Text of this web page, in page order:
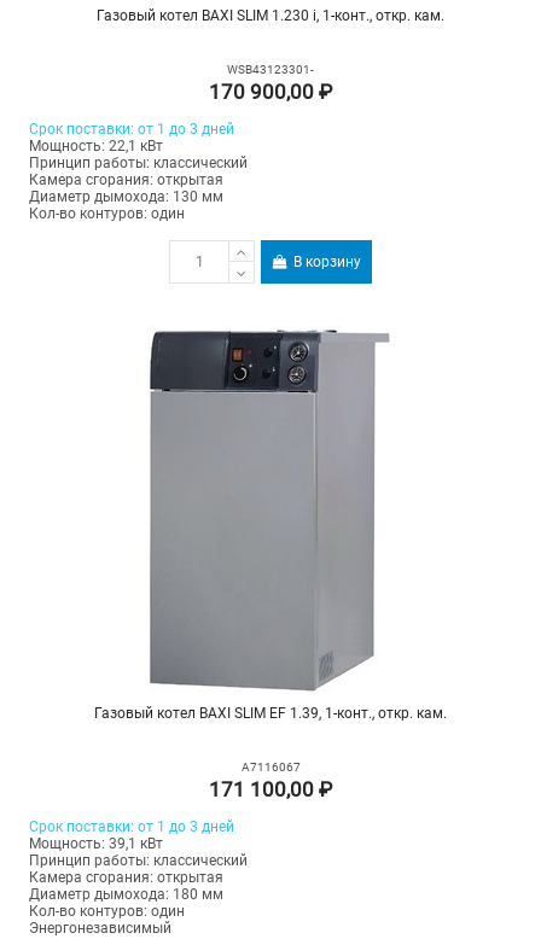
Газовый котел BAXI SLIM 1.230 i, 1-конт., откр. кам.
WSB43123301-
170 900,00 ₽
Срок поставки: от 1 до 3 дней
Мощность: 22,1 кВт
Принцип работы: классический
Камера сгорания: открытая
Диаметр дымохода: 130 мм
Кол-во контуров: один
В корзину
Газовый котел BAXI SLIM EF 1.39, 1-конт., откр. кам.
A7116067
171 100,00 ₽
Срок поставки: от 1 до 3 дней
Мощность: 39,1 кВт
Принцип работы: классический
Камера сгорания: открытая
Диаметр дымохода: 180 мм
Кол-во контуров: один
Энергонезависимый